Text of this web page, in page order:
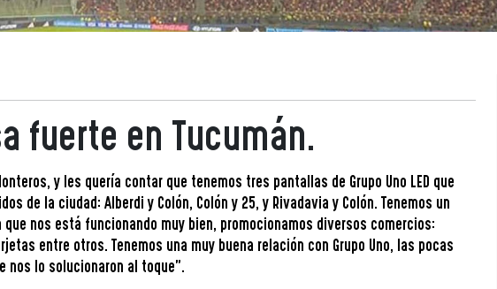
fuerte en Tucumán.
y les quería contar que tenemos tres pantallas de Grupo Uno LED que
de la ciudad: Alberdi y Colón, Colón y 25, y Rivadavia y Colón. Tenemos un
nos está funcionando muy bien, promocionamos diversos comercios:
entre otros. Tenemos una muy buena relación con Grupo Uno, las pocas
nos lo solucionaron al toque".